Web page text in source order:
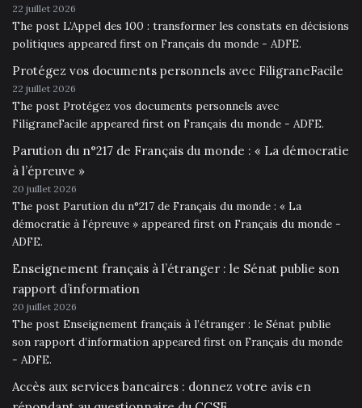
22 juillet 2026
The post L’Appel des 100 : transformer les constats en décisions
politiques appeared first on Français du monde - ADFE.
Protégez vos documents personnels avec FiligraneFacile
22 juillet 2026
The post Protégez vos documents personnels avec
FiligraneFacile appeared first on Français du monde - ADFE.
Parution du n°217 de Français du monde : « La démocratie
à l’épreuve »
20 juillet 2026
The post Parution du n°217 de Français du monde : « La
démocratie à l’épreuve » appeared first on Français du monde -
ADFE.
Enseignement français à l’étranger : le Sénat publie son
rapport d’information
20 juillet 2026
The post Enseignement français à l’étranger : le Sénat publie
son rapport d’information appeared first on Français du monde
- ADFE.
Accès aux services bancaires : donnez votre avis en